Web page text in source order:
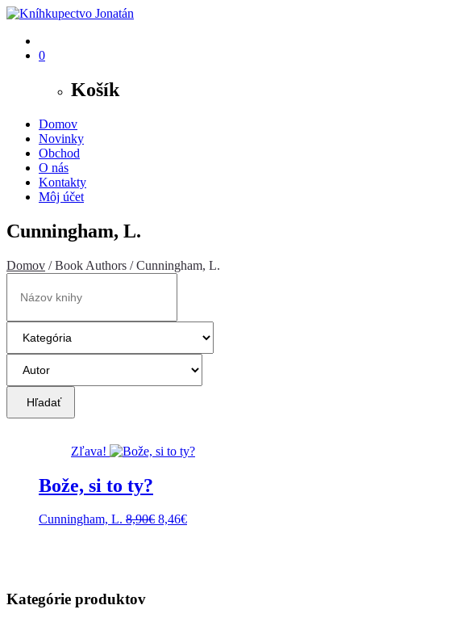
0
Košík
Domov
Novinky
Obchod
O nás
Kontakty
Môj účet
Cunningham, L.
Domov / Book Authors / Cunningham, L.
Hľadať
Zľava!
Bože, si to ty?
Cunningham, L. 8,90€ Pôvodná
8,46€Aktuálna
Kategórie produktov